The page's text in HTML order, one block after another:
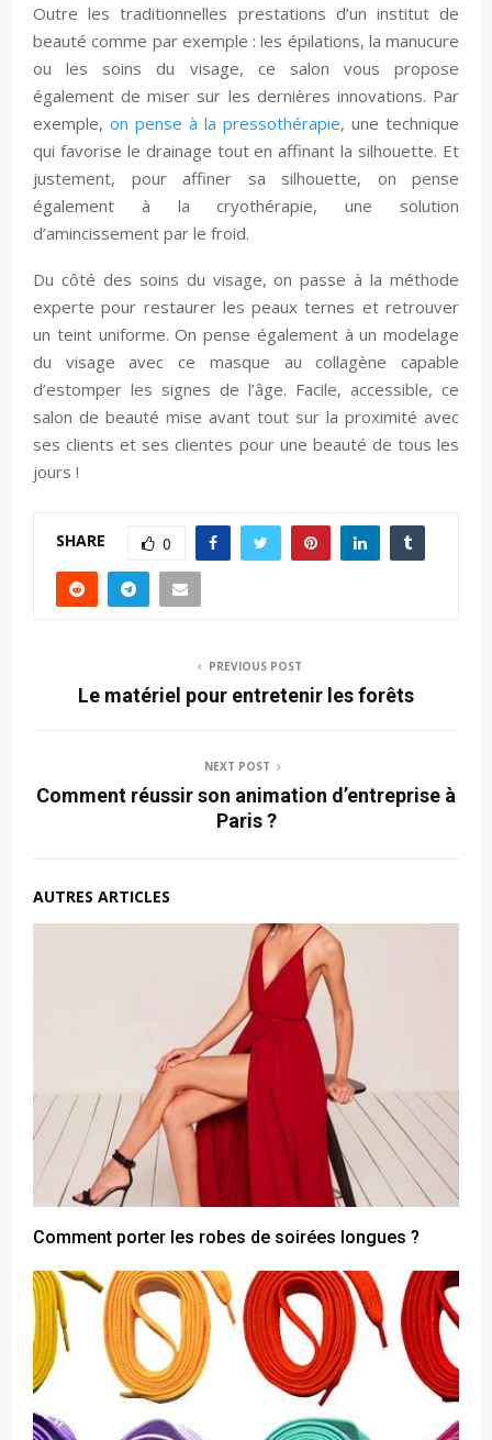
Outre les traditionnelles prestations d’un institut de
beauté comme par exemple : les épilations, la manucure
ou les soins du visage, ce salon vous propose
également de miser sur les dernières innovations. Par
exemple, on pense à la pressothérapie, une technique
qui favorise le drainage tout en affinant la silhouette. Et
justement, pour affiner sa silhouette, on pense
également à la cryothérapie, une solution
d’amincissement par le froid.
Du côté des soins du visage, on passe à la méthode
experte pour restaurer les peaux ternes et retrouver
un teint uniforme. On pense également à un modelage
du visage avec ce masque au collagène capable
d’estomper les signes de l’âge. Facile, accessible, ce
salon de beauté mise avant tout sur la proximité avec
ses clients et ses clientes pour une beauté de tous les
jours !
SHARE 0
PREVIOUS POST
Le matériel pour entretenir les forêts
NEXT POST
Comment réussir son animation d’entreprise à
Paris ?
AUTRES ARTICLES
Comment porter les robes de soirées longues ?